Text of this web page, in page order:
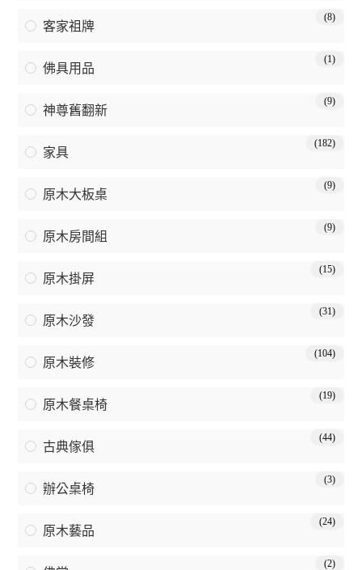
客家祖牌
(8)
佛具用品
(1)
神尊舊翻新
(9)
家具
(182)
原木大板桌
(9)
原木房間組
(9)
原木掛屏
(15)
原木沙發
(31)
原木裝修
(104)
原木餐桌椅
(19)
古典傢俱
(44)
辦公桌椅
(3)
原木藝品
(24)
(2)